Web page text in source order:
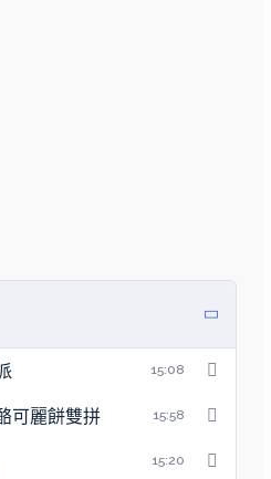
15:08
可麗餅雙拼 15:58
15:20